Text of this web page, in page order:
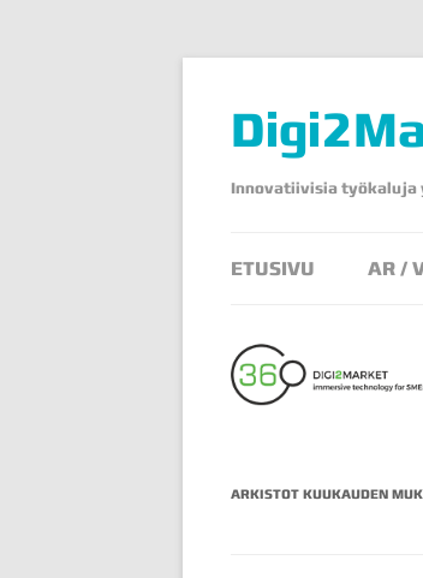
Innovatiivisia
ETUSIVU AR /
ARKISTOT KUUKAUDEN